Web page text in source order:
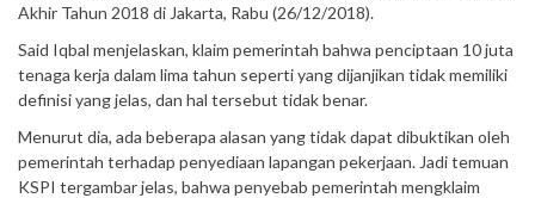
Akhir Tahun 2018 di Jakarta, Rabu (26/12/2018).
Said Iqbal menjelaskan, klaim pemerintah bahwa penciptaan 10 juta
tenaga kerja dalam lima tahun seperti yang dijanjikan tidak memiliki
definisi yang jelas, dan hal tersebut tidak benar.
Menurut dia, ada beberapa alasan yang tidak dapat dibuktikan oleh
pemerintah terhadap penyediaan lapangan pekerjaan. Jadi temuan
KSPI tergambar jelas, bahwa penyebab pemerintah mengklaim